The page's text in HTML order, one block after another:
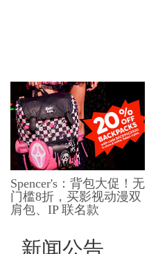
Spencer's：背包大促！无
门槛8折，买影视动漫双
肩包、​​IP 联名款
新闻公告